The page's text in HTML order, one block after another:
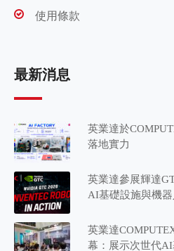
使用條款
最新消息
英業達於
落地實力
英業達參展輝達
AI基礎設施與機
英業達
幕：展示次世代